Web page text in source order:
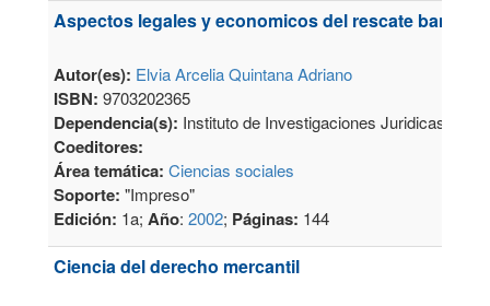
Aspectos legales y economicos del rescate
Autor(es): Elvia Arcelia Quintana Adriano
ISBN:9703202365
Dependencia(s): Instituto de Investigaciones Juridicas
Coeditores:
Área temática: Ciencias sociales
Soporte: "Impreso"
Edición: 1a; Año:2002; Páginas: 144
Ciencia del derecho mercantil